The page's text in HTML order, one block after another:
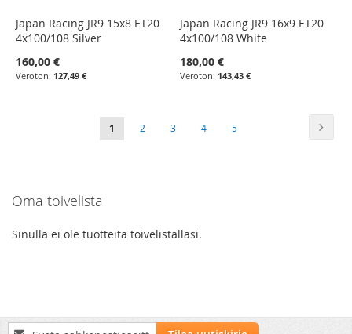
Japan Racing JR9 15x8 ET20
4x100/108 Silver
160,00 €
127,49 €
Japan Racing JR9 16x9 ET20
4x100/108 White
180,00 €
143,43 €
You're
1 Sivu
2 Sivu
3 Sivu
4 Sivu
5
Oma toivelista
Sinulla ei ole tuotteita toivelistallasi.
Tilaa